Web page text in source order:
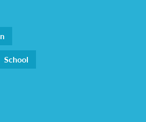
School